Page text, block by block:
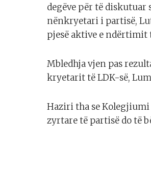
degëve për të diskutuar
nënkryetari i partisë,
pjesë aktive e
Mbledhja vjen pas
kryetarit të LDK-së,
Haziri tha se
zyrtare të partisë do të